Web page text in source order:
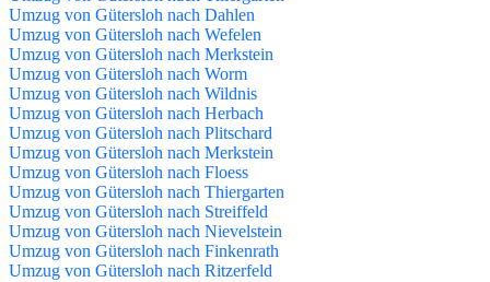
Umzug von Gütersloh nach Dahlen
Umzug von Gütersloh nach Wefelen
Umzug von Gütersloh nach Merkstein
Umzug von Gütersloh nach Worm
Umzug von Gütersloh nach Wildnis
Umzug von Gütersloh nach Herbach
Umzug von Gütersloh nach Plitschard
Umzug von Gütersloh nach Merkstein
Umzug von Gütersloh nach Floess
Umzug von Gütersloh nach Thiergarten
Umzug von Gütersloh nach Streiffeld
Umzug von Gütersloh nach Nievelstein
Umzug von Gütersloh nach Finkenrath
Umzug von Gütersloh nach Ritzerfeld